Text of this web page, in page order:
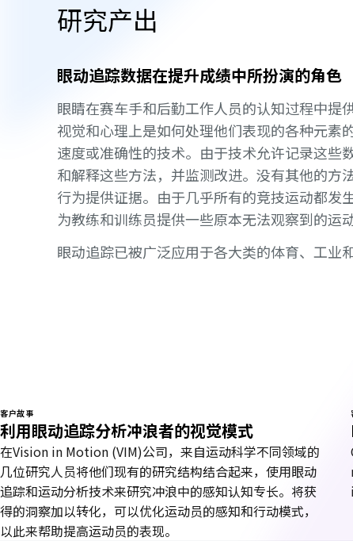
研究产出
眼动追踪数据在提升成绩中所扮演的角色
眼睛在赛车手和后勤工作人员的认知过程中提
视觉和心理上是如何处理他们表现的各种元素
速度或准确性的技术。由于技术允许记录这些
和解释这些方法，并监测改进。没有其他的方
行为提供证据。由于几乎所有的竞技运动都发
为教练和训练员提供一些原本无法观察到的运
眼动追踪已被广泛应用于各大类的体育、工业
客户故事
利用眼动追踪分析冲浪者的视觉模式
在Vision in Motion (VIM)公司，来自运动科学不同领域的
几位研究人员将他们现有的研究结构结合起来，使用眼动
追踪和运动分析技术来研究冲浪中的感知认知专长。将获
得的洞察加以转化，可以优化运动员的感知和行动模式，
以此来帮助提高运动员的表现。